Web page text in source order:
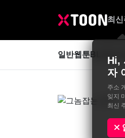
최
Hi,
자
주소
잊지
최신
일반웹툰BL&GL